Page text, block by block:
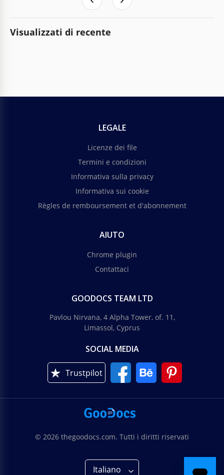
Visualizzati di recente
LEGALE
Licenze dei file
Termini e condizioni
Informativa sulla privacy
Informativa sui cookie
Règles de remboursement et d'abonnement
AIUTO
Chrome plugin
Contattaci
GOODOCS TEAM LTD
Pavlou Nirvana, 4 Alpha Tower, of. 11,
Limassol, Cyprus
SOCIAL MEDIA
Trustpilot
© 2026 thegoodocs.com. Tutti i diritti riservati
Italiano